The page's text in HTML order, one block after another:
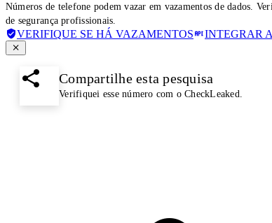
Números de telefone podem vazar em vazamentos de dados.
de segurança profissionais.
VERIFIQUE SE HÁ VAZAMENTOS INTEGRAR
Compartilhe esta pesquisa
Verifiquei esse número com o CheckLeaked.